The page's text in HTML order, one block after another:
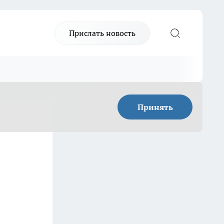
Прислать новость
Принять